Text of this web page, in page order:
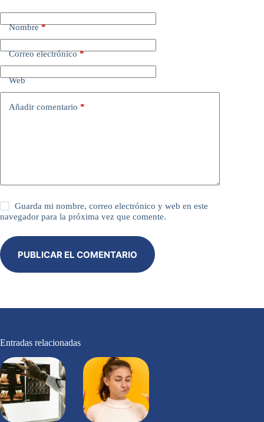
Nombre*
Correo electrónico*
Web
Añadir comentario *
Guarda mi nombre, correo electrónico y web en este
navegador para la próxima vez que comente.
PUBLICAR EL COMENTARIO
Entradas relacionadas